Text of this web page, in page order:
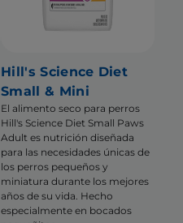
Hill's Science Diet
Small & Mini
El alimento seco para perros
Hill's Science Diet Small Paws
Adult es nutrición diseñada
para las necesidades únicas de
los perros pequeños y
miniatura durante los mejores
años de su vida. Hecho
especialmente en bocados